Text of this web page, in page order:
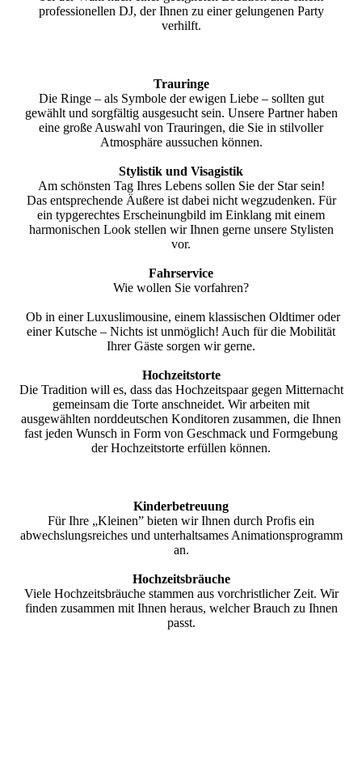
professionellen DJ, der Ihnen zu einer gelungenen Party
verhilft.
Trauringe
Die Ringe – als Symbole der ewigen Liebe – sollten gut
gewählt und sorgfältig ausgesucht sein. Unsere Partner haben
eine große Auswahl von Trauringen, die Sie in stilvoller
Atmosphäre aussuchen können.
Stylistik und Visagistik
Am schönsten Tag Ihres Lebens sollen Sie der Star sein!
Das entsprechende Äußere ist dabei nicht wegzudenken. Für
ein typgerechtes Erscheinungbild im Einklang mit einem
harmonischen Look stellen wir Ihnen gerne unsere Stylisten
vor.
Fahrservice
Wie wollen Sie vorfahren?
Ob in einer Luxuslimousine, einem klassischen Oldtimer oder
einer Kutsche – Nichts ist unmöglich! Auch für die Mobilität
Ihrer Gäste sorgen wir gerne.
Hochzeitstorte
Die Tradition will es, dass das Hochzeitspaar gegen Mitternacht
gemeinsam die Torte anschneidet. Wir arbeiten mit
ausgewählten norddeutschen Konditoren zusammen, die Ihnen
fast jeden Wunsch in Form von Geschmack und Formgebung
der Hochzeitstorte erfüllen können.
Kinderbetreuung
Für Ihre „Kleinen” bieten wir Ihnen durch Profis ein
abwechslungsreiches und unterhaltsames Animationsprogramm
an.
Hochzeitsbräuche
Viele Hochzeitsbräuche stammen aus vorchristlicher Zeit. Wir
finden zusammen mit Ihnen heraus, welcher Brauch zu Ihnen
passt.